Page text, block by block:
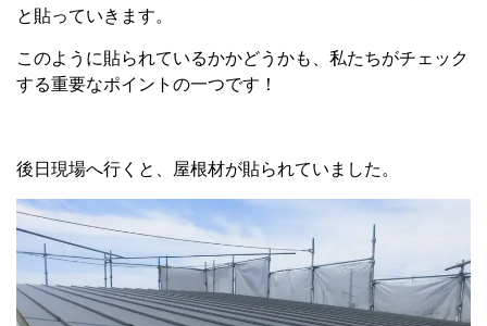
と貼っていきます。
このように貼られているかかどうかも、私たちがチェック
する重要なポイントの一つです！
後日現場へ行くと、屋根材が貼られていました。